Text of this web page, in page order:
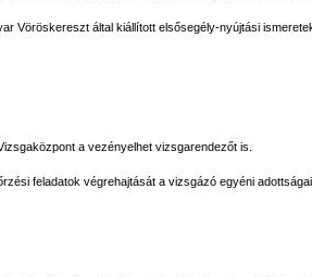
Vöröskereszt által kiállított elsősegély-nyújtási
a vezényelhet vizsgarendezőt is.
feladatok végrehajtását a vizsgázó egyéni